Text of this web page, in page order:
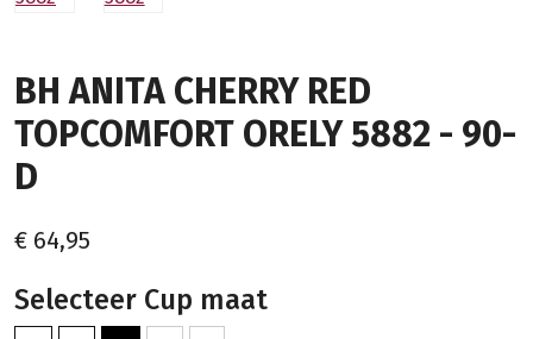
BH ANITA CHERRY RED
TOPCOMFORT ORELY 5882 - 90-
D
€ 64,95
Selecteer Cup maat